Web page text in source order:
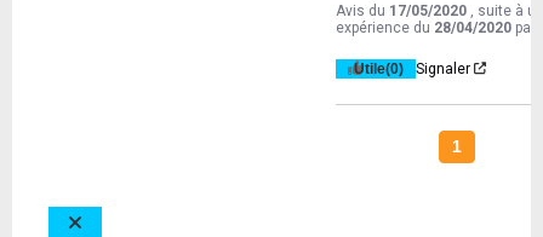
Avis du 17/05/2020
, suite à
expérience du 28/04/2020 par
Utile(0) Signaler
1